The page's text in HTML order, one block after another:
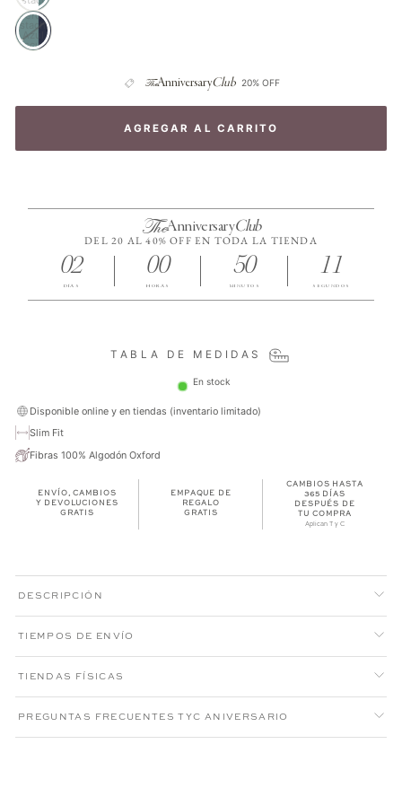
Verde
Pistacho-
Azul
Oscura
TheAnniversaryClub20% OFF
AGREGAR AL CARRITO
TheAnniversaryClub
DEL 20 AL 40% OFF EN TODA LA TIENDA
02
DÍAS
00
HORAS
50
MINUTOS
10
SEGUNDOS
TABLA DE MEDIDAS
En stock
Disponible online y en tiendas (inventario limitado)
Slim Fit
Fibras 100% Algodón Oxford
ENVÍO, CAMBIOS
Y DEVOLUCIONES
GRATIS
EMPAQUE DE
REGALO
GRATIS
CAMBIOS HASTA
365 DÍAS
DESPUÉS DE
TU COMPRA
Aplican T y C
DESCRIPCIÓN
TIEMPOS DE ENVÍO
TIENDAS FÍSICAS
PREGUNTAS FRECUENTES TYC ANIVERSARIO